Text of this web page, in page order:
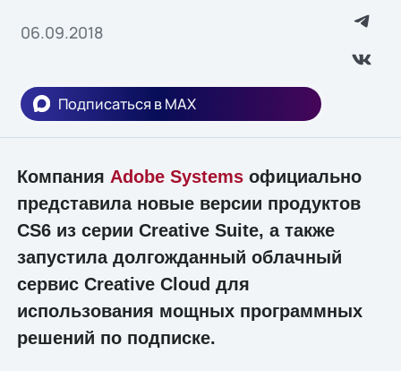
06.09.2018
Подписаться в MAX
Компания Adobe Systemsофициально
представила новые версии продуктов
CS6 из серии Creative Suite, а также
запустила долгожданный облачный
сервис Creative Cloud для
использования мощных программных
решений по подписке.